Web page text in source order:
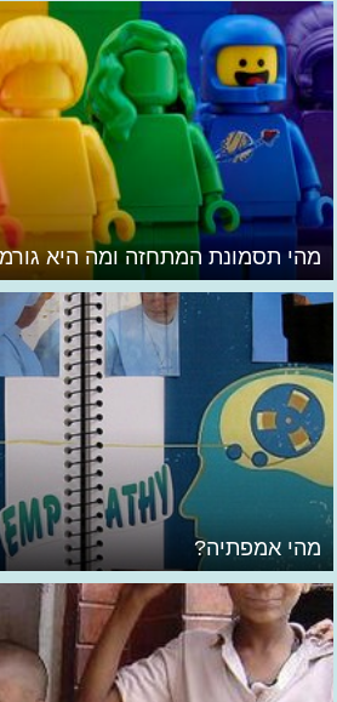
מהי תסמונת המתחזה ומה היא
מהי אמפתיה?